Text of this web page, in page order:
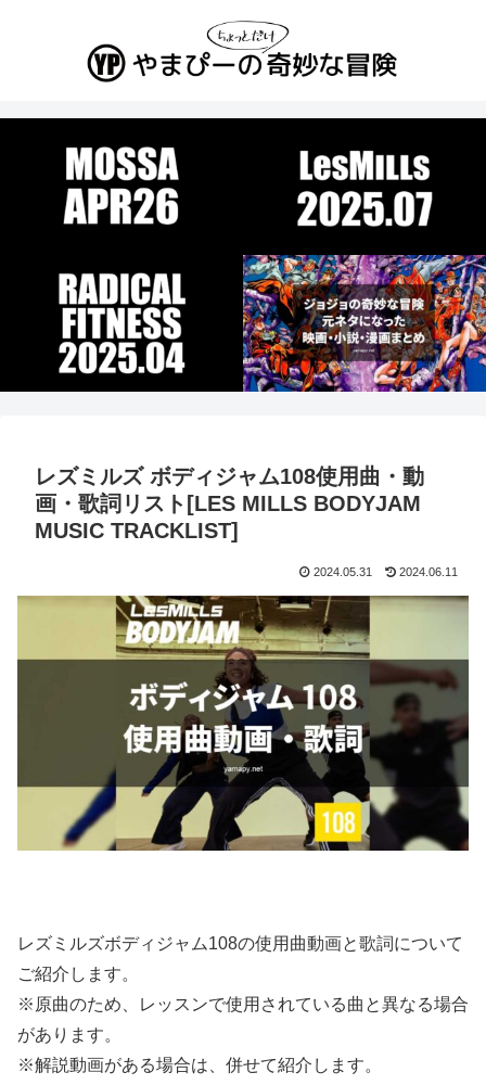
レズミルズ ボディジャム108使用曲・動
画・歌詞リスト[LES MILLS BODYJAM
MUSIC TRACKLIST]
2024.05.31 2024.06.11
レズミルズボディジャム108の使用曲動画と歌詞について
ご紹介します。
※原曲のため、レッスンで使用されている曲と異なる場合
があります。
※解説動画がある場合は、併せて紹介します。